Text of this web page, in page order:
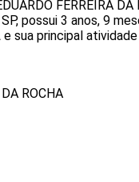
FERREIRA DA
SP, possui 3 anos, 9
e sua principal
ROCHA